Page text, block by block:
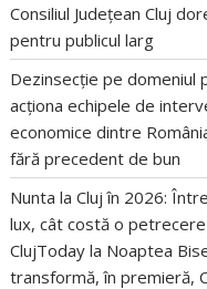
Consiliul Județean Cluj
pentru publicul larg
Dezinsecție pe domeniul
acționa echipele de
economice dintre
fără precedent de bun
Nunta la Cluj în 2026:
lux, cât costă o
ClujToday la Noaptea
transformă, în premieră,